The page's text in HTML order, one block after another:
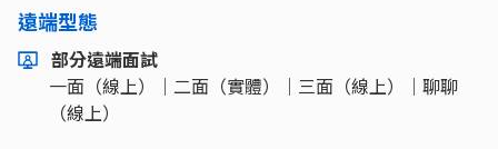
遠端型態
部分遠端面試
一面（線上）｜二面（實體）｜三面（線上）｜聊聊
（線上）